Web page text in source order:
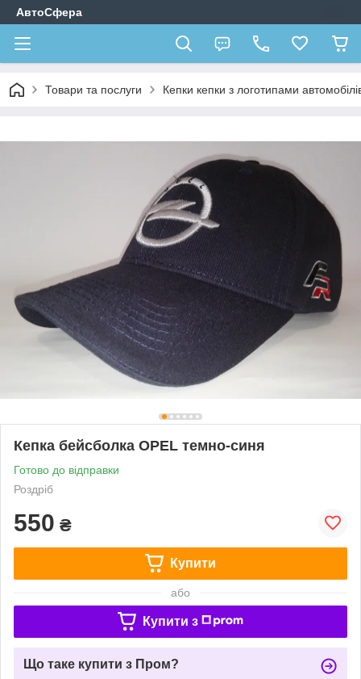
АвтоСфера
Товари та послуги Кепки кепки з логотипами
Кепка бейсболка OPEL темно-синя
Готово до відправки
Роздріб
550 ₴
Купити
або
Купити з
Що таке купити з Пром?